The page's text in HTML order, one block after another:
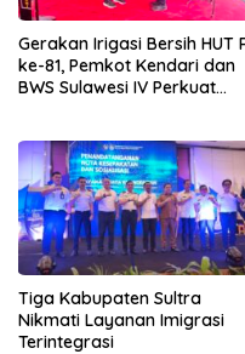
Gerakan Irigasi Bersih HUT
ke-81, Pemkot Kendari dan
BWS Sulawesi IV Perkuat
Tiga Kabupaten Sultra
Nikmati Layanan Imigrasi
Terintegrasi